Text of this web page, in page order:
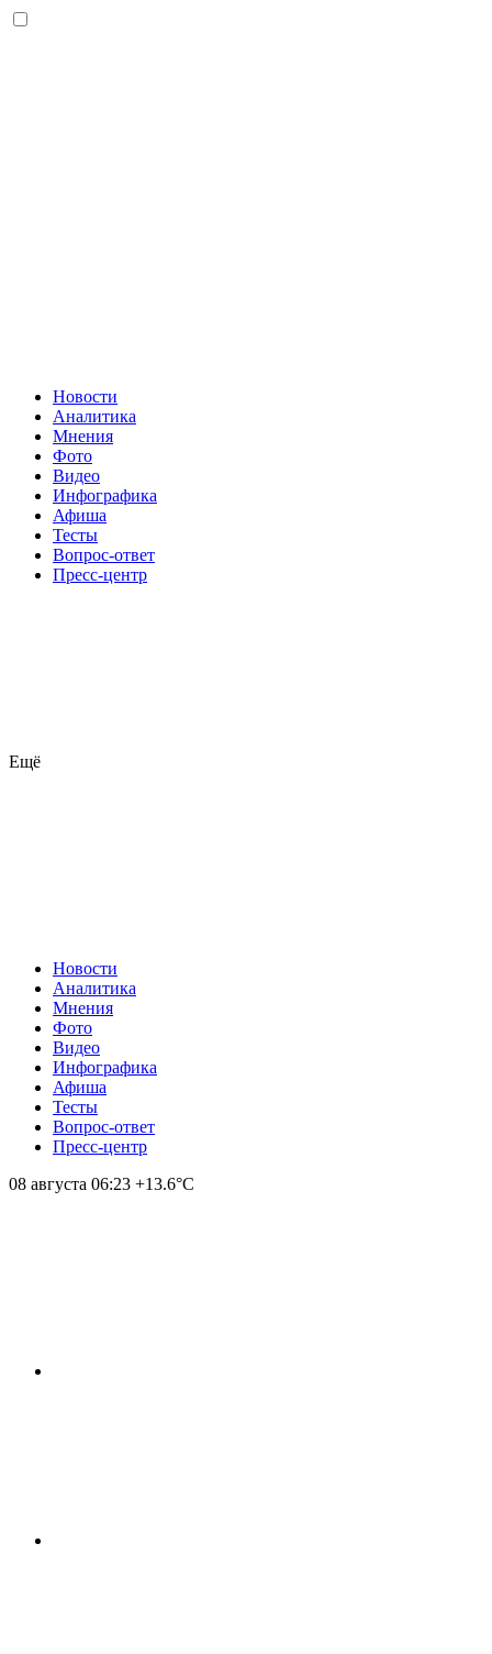
Новости
Аналитика
Мнения
Фото
Видео
Инфографика
Афиша
Тесты
Вопрос-ответ
Пресс-центр
Ещё
Новости
Аналитика
Мнения
Фото
Видео
Инфографика
Афиша
Тесты
Вопрос-ответ
Пресс-центр
08 августа 06:23 +13.6°С